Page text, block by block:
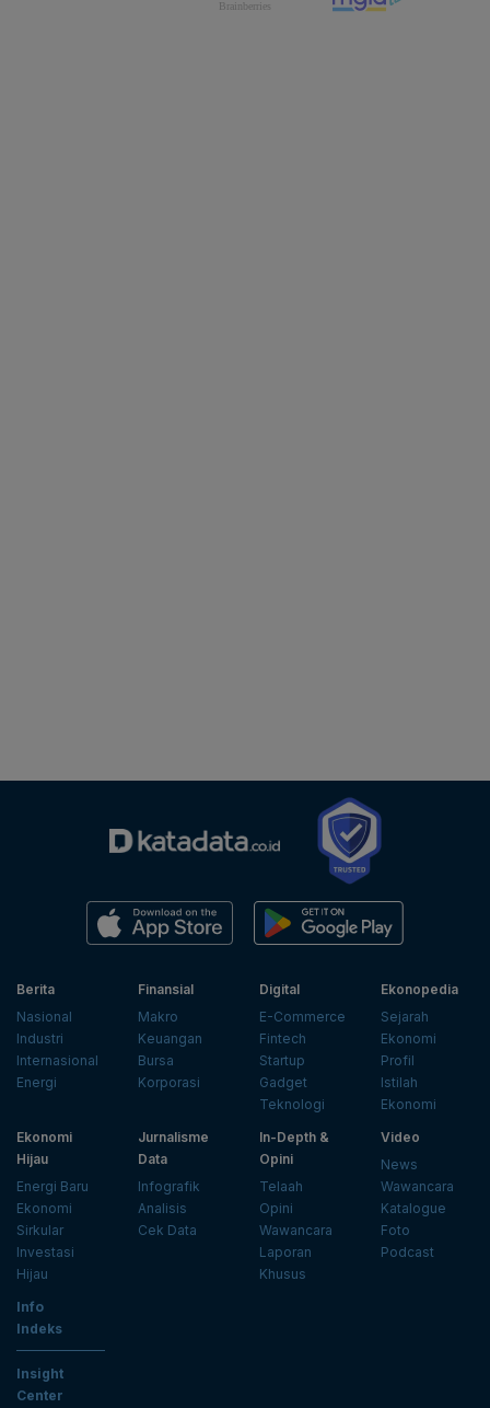
Berita
Nasional
Industri
Internasional
Energi
Finansial
Makro
Keuangan
Bursa
Korporasi
Digital
E-Commerce
Fintech
Startup
Gadget
Teknologi
Ekonopedia
Sejarah
Ekonomi
Profil
Istilah
Ekonomi
Ekonomi
Hijau
Energi Baru
Ekonomi
Sirkular
Investasi
Hijau
Jurnalisme
Data
Infografik
Analisis
Cek Data
In-Depth &
Opini
Telaah
Opini
Wawancara
Laporan
Khusus
Video
News
Wawancara
Katalogue
Foto
Podcast
Info
Indeks
Insight
Center